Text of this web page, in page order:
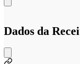
Dados da